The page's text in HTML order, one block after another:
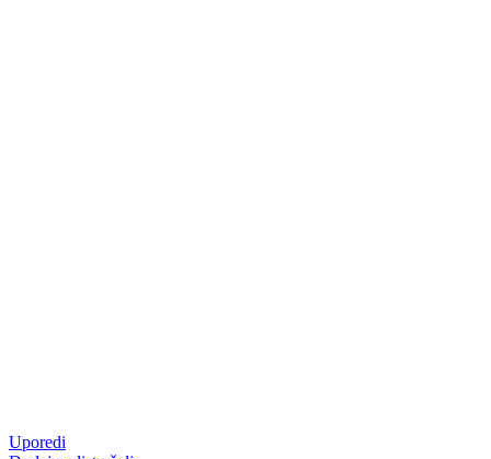
Uporedi